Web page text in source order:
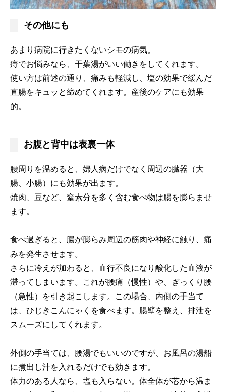
その他にも
あまり病院に行きたくないシモの病気。
痔でお悩みなら、干葉湯がいい働きをしてくれます。
使い方は前述の通り、痛みも軽減し、塩の効果で緩んだ
直腸をキュッと締めてくれます。産後のケアにも効果
的。
お腹と背中は表裏一体
腰周りを温めると、婦人病だけでなく周辺の臓器（大
腸、小腸）にも効果が出ます。
焼肉、豆など、窒素分を多く含む食べ物は腸を膨らませ
ます。
食べ過ぎると、腸が膨らみ周辺の筋肉や神経に触り、痛
みを発生させます。
さらに冷えが加わると、血行不良になり酸化した血液が
滞ってしまいます。これが腰痛（慢性）や、ぎっくり腰
（急性）を引き起こします。この場合、内側の手当て
は、ひじきこんにゃくを食べます。腸壁を整え、排泄を
スムーズにしてくれます。
外側の手当ては、腰湯でもいいのですが、お風呂の湯船
に煮出し汁を入れるだけでも効きます。
体力のある人なら、塩も入らない。体全体が芯から温ま